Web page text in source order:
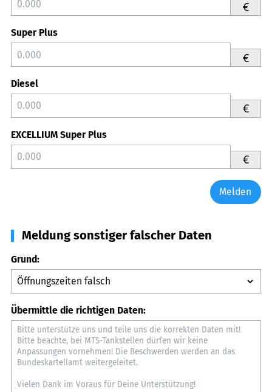
€
Super Plus
€
Diesel
€
EXCELLIUM Super Plus
€
Melden
Meldung sonstiger falscher Daten
Grund:
Übermittle die richtigen Daten: